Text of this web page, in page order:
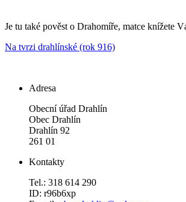
Je tu také pověst o Drahomíře, matce knížete
Na tvrzi drahlínské (rok 916)
Adresa
Obecní úřad Drahlín
Obec Drahlín
Drahlín 92
261 01
Kontakty
Tel.: 318 614 290
ID: r96b6xp